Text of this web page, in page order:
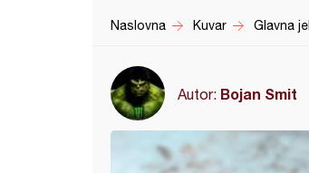
Naslovna Kuvar Glavna
Autor: Bojan Smit